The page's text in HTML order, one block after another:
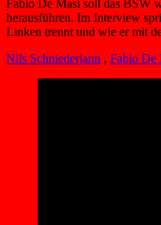
Fabio De Masi soll das BSW
herausführen. Im Interview
Linken trennt und wie er mit
Nils Schniederjann , Fabio De